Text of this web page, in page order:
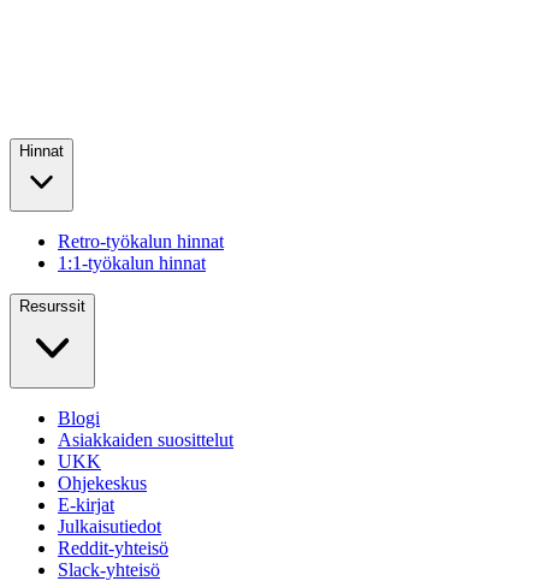
Hinnat
Retro-työkalun hinnat
1:1-työkalun hinnat
Resurssit
Blogi
Asiakkaiden suosittelut
UKK
Ohjekeskus
E-kirjat
Julkaisutiedot
Reddit-yhteisö
Slack-yhteisö